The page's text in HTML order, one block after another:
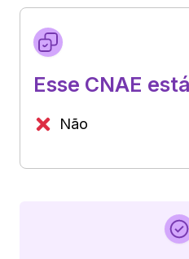
Esse CNAE
Não